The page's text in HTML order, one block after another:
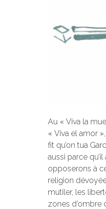
Au « Viva la
« Viva el amor
fit qu’on tua
aussi parce
opposerons à
religion
mutiler, les
zones d’ombre